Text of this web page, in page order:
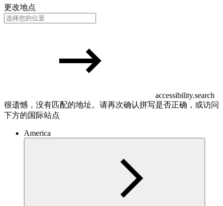
更改地点
accessibility.search
很遗憾，没有匹配的地址。请再次确认拼写是否正确，或访问
下方的国际站点
America